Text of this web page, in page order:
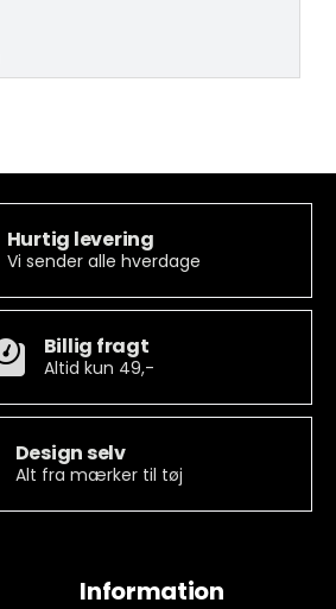
Hurtig levering
Vi sender alle hverdage
Billig fragt
Altid kun 49,-
Design selv
Alt fra mærker til tøj
Information